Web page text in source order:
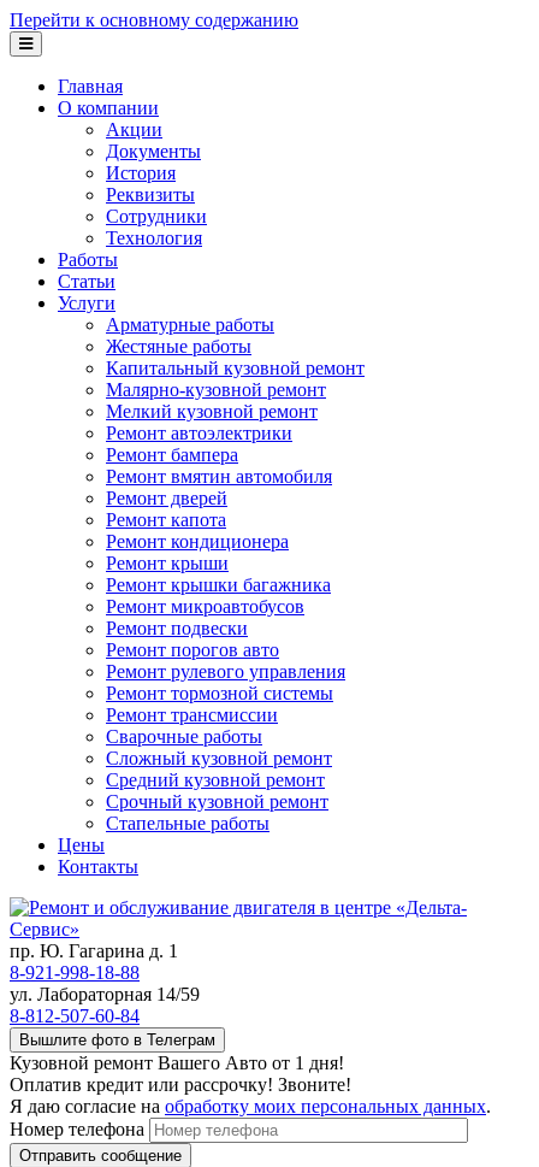
Перейти к основному содержанию
Главная
О компании
Акции
Документы
История
Реквизиты
Сотрудники
Технология
Работы
Статьи
Услуги
Арматурные работы
Жестяные работы
Капитальный кузовной ремонт
Малярно-кузовной ремонт
Мелкий кузовной ремонт
Ремонт автоэлектрики
Ремонт бампера
Ремонт вмятин автомобиля
Ремонт дверей
Ремонт капота
Ремонт кондиционера
Ремонт крыши
Ремонт крышки багажника
Ремонт микроавтобусов
Ремонт подвески
Ремонт порогов авто
Ремонт рулевого управления
Ремонт тормозной системы
Ремонт трансмиссии
Сварочные работы
Сложный кузовной ремонт
Средний кузовной ремонт
Срочный кузовной ремонт
Стапельные работы
Цены
Контакты
пр. Ю. Гагарина д. 1
8-921-998-18-88
ул. Лабораторная 14/59
8-812-507-60-84
Вышлите фото в Телеграм
Кузовной ремонт Вашего Авто от 1 дня!
Оплатив кредит или рассрочку! Звоните!
Я даю согласие на обработку моих персональных данных.
Номер телефона